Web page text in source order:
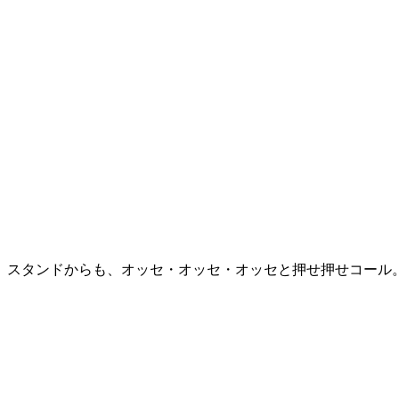
スタンドからも、オッセ・オッセ・オッセと押せ押せコール